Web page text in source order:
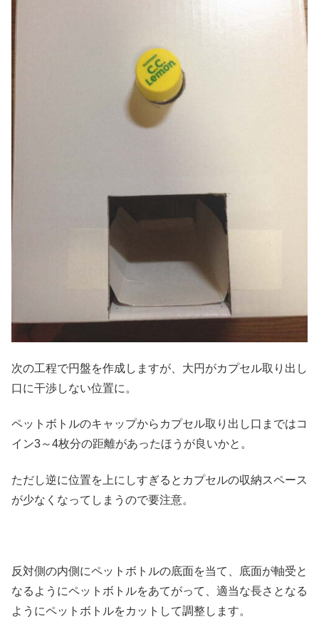
次の工程で円盤を作成しますが、大円がカプセル取り出し
口に干渉しない位置に。
ペットボトルのキャップからカプセル取り出し口まではコ
イン3～4枚分の距離があったほうが良いかと。
ただし逆に位置を上にしすぎるとカプセルの収納スペース
が少なくなってしまうので要注意。
反対側の内側にペットボトルの底面を当て、底面が軸受と
なるようにペットボトルをあてがって、適当な長さとなる
ようにペットボトルをカットして調整します。